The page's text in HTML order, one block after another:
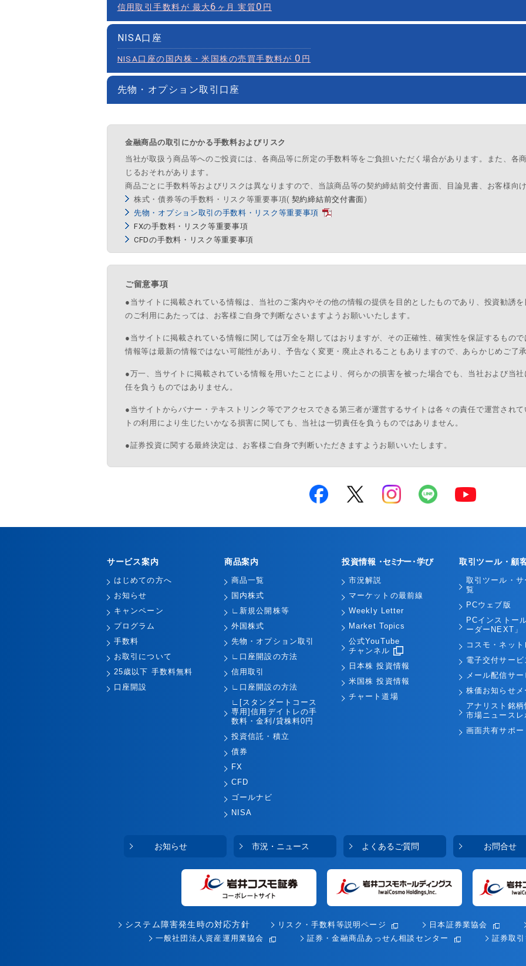
5営業日 取引スタート
5
無料 郵送の口座開設を申込む
開設可能な方： 当社にFX（くりっく365）とCFD（くりっく株365）口座をお
営業日 取引スタート
信用取引手数料が 最大6 ヶ月 実質0 円
取引ツールPCウェブ版・コスモ・ネットレ アプリ
NISA口座
NISA口座の国内株・米国株の売買手数料が 0 円
※コスモ・ネットレ アプリも申込み可能ですが、手順が異なります。
※NISA口座は書類申込みのみとなります。
※総合口座「手書き用開設」申込みの場合、総合口座&NISA口座と合わせて申込み
先物・オプション取引口座
総合口座をお持ちの場合、口座開設の申込み可能で
取引ツールPCウェブ版
口座開設手順
金融商品の取引にかかる手数料およびリスク
当社が取扱う商品等へのご投資には、各商品等に所定の手数料等をご負担いただく場合があります。また、各
じるおそれがあります。
商品ごとに手数料等およびリスクは異なりますので、当該商品等の契約締結前交付書面、目論見書、お客様向
株式・債券等の手数料・リスク等重要事項( 契約締結前交付書面)
先物・オプション取引の手数料・リスク等重要事項
FXの手数料・リスク等重要事項
CFDの手数料・リスク等重要事項
ご留意事項
●当サイトに掲載されている情報は、当社のご案内やその他の情報の提供を目的としたものであり、投資勧誘
のご利用にあたっては、お客様ご自身で判断なさいますようお願いいたします。
●当サイトに掲載されている情報に関しては万全を期してはおりますが、その正確性、確実性を保証するもの
情報等は最新の情報ではない可能性があり、予告なく変更・廃止されることもありますので、あらかじめご了
●万一、当サイトに掲載されている情報を用いたことにより、何らかの損害を被った場合でも、当社および当
任を負うものではありません。
●当サイトからバナー・テキストリンク等でアクセスできる第三者が運営するサイトは各々の責任で運営され
トの利用により生じたいかなる損害に関しても、当社は一切責任を負うものではありません。
●証券投資に関する最終決定は、お客様ご自身で判断いただきますようお願いいたします。
サービス案内
はじめての方へ
お知らせ
キャンペーン
プログラム
手数料
お取引について
25歳以下 手数料無料
口座開設
商品案内
商品一覧
国内株式
∟新規公開株等
外国株式
先物・オプション取引
∟口座開設の方法
信用取引
∟口座開設の方法
∟[スタンダートコース
専用]信用デイトレの手
数料・金利/貸株料0円
投資信託・積立
債券
FX
CFD
ゴールナビ
NISA
投資情報 ・セミナー・学び
市況解説
マーケットの最前線
Weekly Letter
Market Topics
公式YouTube
チャンネル
日本株 投資情報
米国株 投資情報
チャート道場
取引ツール・顧
取引ツール・
覧
PCウェブ版
PCインストー
ーダーNEXT」
コスモ・ネッ
電子交付サービ
メール配信サー
株価お知らせメ
アナリスト銘柄
市場ニュースレ
画面共有サポー
お知らせ 市況・ニュース よくあるご質問 お問合せ
システム障害発生時の対応方針 リスク・手数料等説明ページ
日本証券業協会
一般社団法人資産運用業協会
証券・金融商品あっせん相談センター 証券取